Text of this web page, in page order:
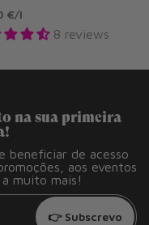
€/l
8 reviews
na sua primeira
beneficiar de acesso
aos eventos
a muito mais!
👉 Subscrevo